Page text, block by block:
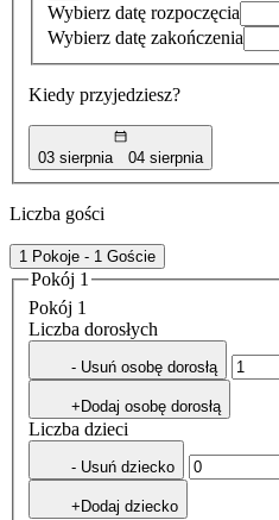
Wybierz datę rozpoczęcia
Wybierz datę zakończenia
Kiedy przyjedziesz?
03 sierpnia 04 sierpnia
Liczba gości
1 Pokoje - 1 Goście
Pokój 1
Pokój 1
Liczba dorosłych
- Usuń osobę dorosłą
+Dodaj osobę dorosłą
Liczba dzieci
- Usuń dziecko
+Dodaj dziecko